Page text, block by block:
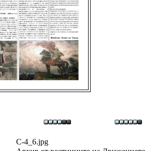
С-4_6.jpg